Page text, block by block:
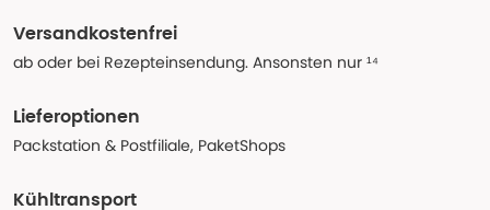
Versandkostenfrei
ab oder bei Rezepteinsendung. Ansonsten nur ¹⁴
Lieferoptionen
Packstation & Postfiliale, PaketShops
Kühltransport